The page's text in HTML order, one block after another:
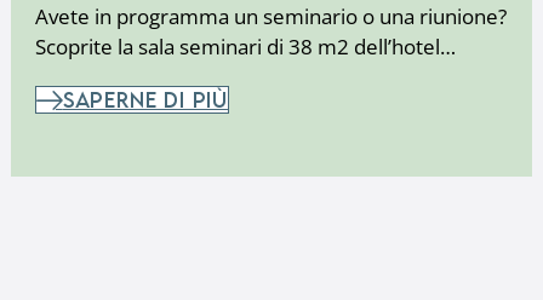
Avete in programma un seminario o una riunione?
Scoprite la sala seminari di 38 m2 dell’hotel…
SAPERNE DI PIÙ